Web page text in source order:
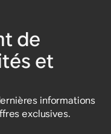
de
et
informations
exclusives.